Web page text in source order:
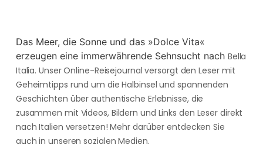
Das Meer, die Sonne und das »Dolce Vita«
erzeugen eine immerwährende Sehnsucht nach Bella
Italia. Unser Online-Reisejournal versorgt den Leser mit
Geheimtipps rund um die Halbinsel und spannenden
Geschichten über authentische Erlebnisse, die
zusammen mit Videos, Bildern und Links den Leser direkt
nach Italien versetzen! Mehr darüber entdecken Sie
auch in unseren sozialen Medien.